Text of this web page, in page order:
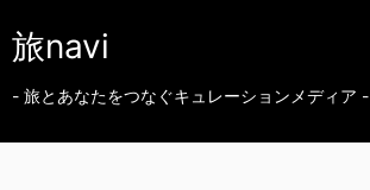
旅navi
- 旅とあなたをつなぐキュレーションメディア -